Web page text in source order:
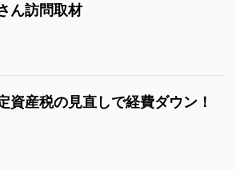
ん訪問取材
資産税の見直しで経費ダウン！